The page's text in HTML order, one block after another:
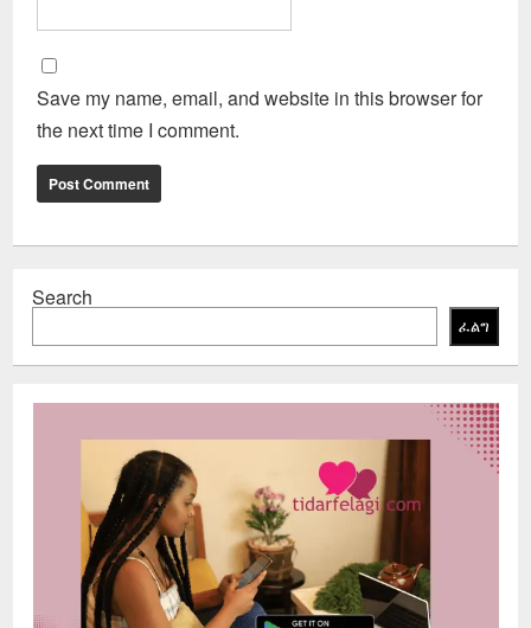
Save my name, email, and website in this browser for
the next time I comment.
Search
ፈልግ